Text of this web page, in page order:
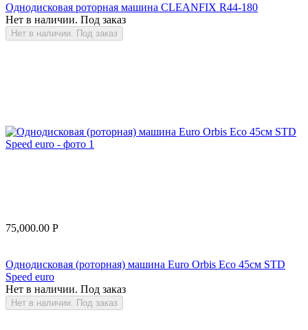
Однодисковая роторная машина CLEANFIX R44-180
Нет в наличии. Под заказ
Нет в наличии. Под заказ
75,000.00 Р
Однодисковая (роторная) машина Euro Orbis Eco 45см STD
Speed euro
Нет в наличии. Под заказ
Нет в наличии. Под заказ